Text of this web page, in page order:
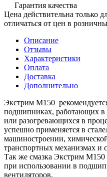
Гарантия качества
Цена действительна только
отличаться от цен в
Описание
Отзывы
Характеристики
Оплата
Доставка
Дополнительно
Экстрим М150
подшипниках, работающих в
или разогревающихся в
успешно применяется в
машиностроении,
транспортных механизмах и
Так же смазка Экстрим М150
при использовании в
вентиляторов.